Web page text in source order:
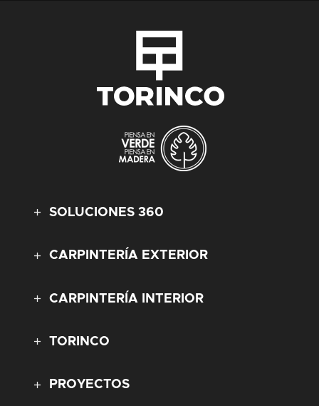
SOLUCIONES 360
CARPINTERÍA EXTERIOR
CARPINTERÍA INTERIOR
TORINCO
PROYECTOS